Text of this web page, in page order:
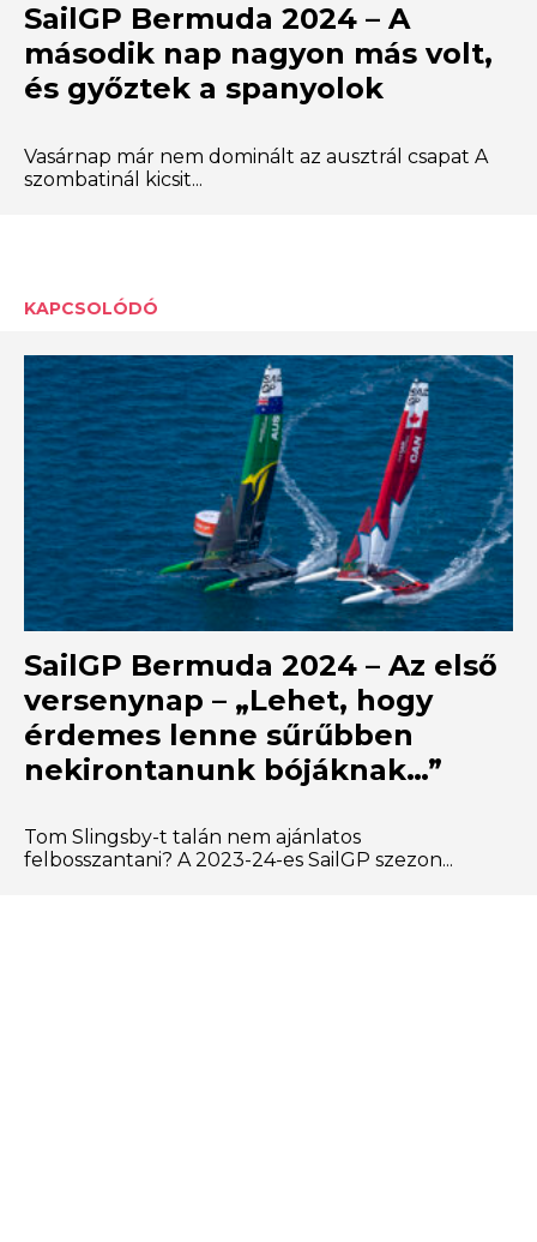
SailGP Bermuda 2024 – A
második nap nagyon más volt,
és győztek a spanyolok
Vasárnap már nem dominált az ausztrál csapat A
szombatinál kicsit...
KAPCSOLÓDÓ
SailGP Bermuda 2024 – Az első
versenynap – „Lehet, hogy
érdemes lenne sűrűbben
nekirontanunk bójáknak…”
Tom Slingsby-t talán nem ajánlatos
felbosszantani? A 2023-24-es SailGP szezon...